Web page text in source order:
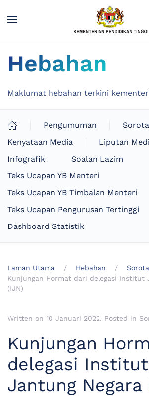
Hebahan
Maklumat hebahan terkini
Pengumuman
Kenyataan Media
Liputan
Infografik
Soalan Lazim
Teks Ucapan YB Menteri
Teks Ucapan YB Timbalan Menteri
Teks Ucapan Pengurusan Tertinggi
Dashboard Statistik
Laman Utama Hebahan
Kunjungan Hormat dari delegasi Institut
(IJN)
Written on 10 Januari 2022. Posted in
Kunjungan
delegasi Institut
Jantung Negara